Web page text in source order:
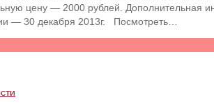
цену — 2000 рублей.
— 30 декабря 2013г. Посмотреть…